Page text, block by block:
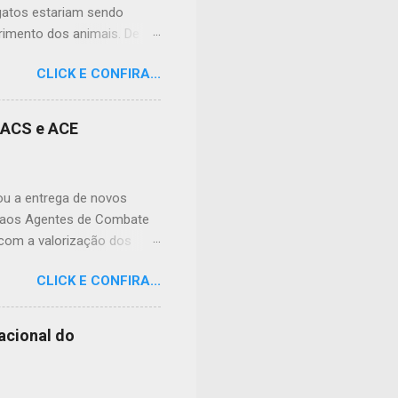
estariam sendo
dos animais. De
à sua residência, em
dor causada aos
podendo atingir
tóxicas deixadas em
CLICK E CONFIRA...
e ACE
a entrega de novos
Agentes de Combate
a valorização dos
foram preparados para
contribuindo para o
o prefeito Erivan
frente da saúde pública.
junto à população.
CLICK E CONFIRA...
do